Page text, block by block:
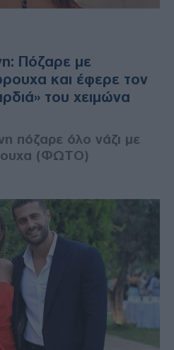
Πόζαρε με
και έφερε τον
του χειμώνα
πόζαρε όλο νάζι με
(ΦΩΤΟ)